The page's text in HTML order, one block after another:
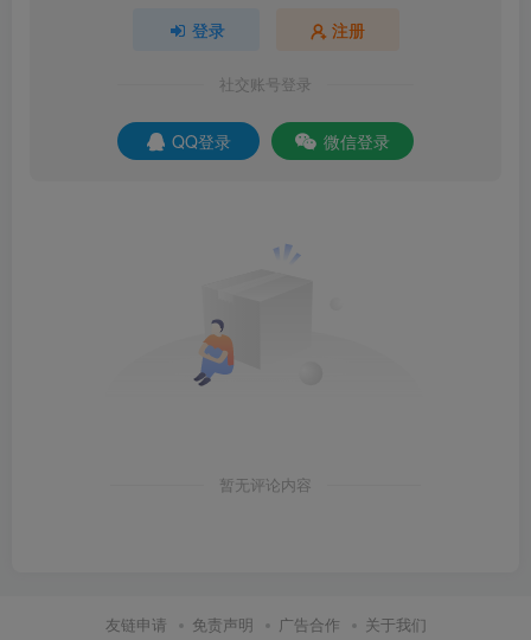
登录 注册
社交账号登录
QQ登录 微信登录
暂无评论内容
友链申请 免责声明 广告合作 关于我们